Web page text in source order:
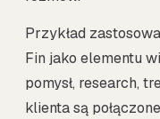
Przykład
Fin jako elementu
pomysł, research,
klienta są